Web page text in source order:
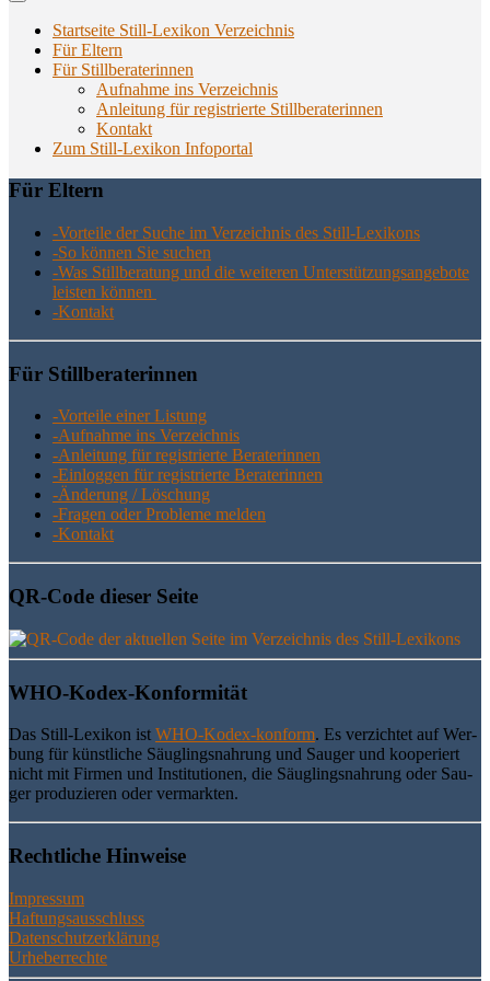
Startseite Still-Lexikon Verzeichnis
Für Eltern
Für Stillberaterinnen
Aufnahme ins Verzeichnis
Anlei­tung für regis­trier­te Stillberaterinnen
Kon­takt
Zum Still-Lexikon Infoportal
Für Eltern
-Vor­tei­le der Suche im Ver­zeich­nis des Still-Lexikons
-So kön­nen Sie suchen
-Was Still­be­ra­tung und die wei­te­ren Unter­stüt­zungs­an­ge­bo­te
leis­ten können
-Kon­takt
Für Still­be­ra­te­rin­nen
-Vor­tei­le einer Listung
-Auf­nah­me ins Verzeichnis
-Anlei­tung für regis­trier­te Beraterinnen
-Ein­log­gen für regis­trier­te Beraterinnen
-Ände­rung / Löschung
-Fra­gen oder Pro­ble­me melden
-Kon­takt
QR-Code die­ser Seite
WHO-Kodex-Kon­for­mi­tät
Das Still-Lexi­kon ist WHO-Kodex-kon­form. Es ver­zich­tet auf Wer­
bung für künst­li­che Säug­lings­nah­rung und Sau­ger und koope­riert
nicht mit Fir­men und Insti­tu­tio­nen, die Säug­lings­nah­rung oder Sau­
ger pro­du­zie­ren oder vermarkten.
Recht­li­che Hinweise
Impressum
Haftungsausschluss
Datenschutzerklärung
Urheberrechte